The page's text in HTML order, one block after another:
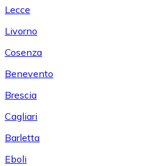
Lecce
Livorno
Cosenza
Benevento
Brescia
Cagliari
Barletta
Eboli